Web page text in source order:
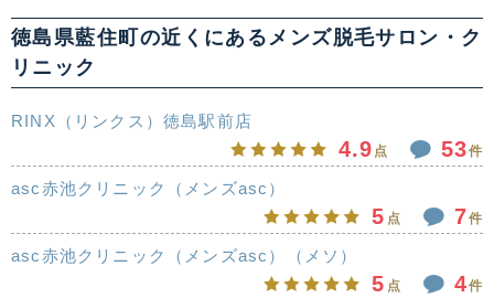
徳島県藍住町の近くにあるメンズ脱毛サロン・ク
リニック
RINX（リンクス）徳島駅前店
4.9 点 53件
asc赤池クリニック（メンズasc）
5 点 7件
asc赤池クリニック（メンズasc）（メソ）
5 点 4件